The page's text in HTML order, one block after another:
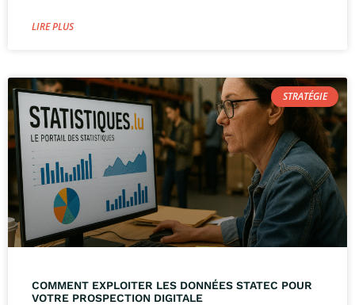
LIRE PLUS
STRATÉGIE
COMMENT EXPLOITER LES DONNÉES STATEC POUR
VOTRE PROSPECTION DIGITALE